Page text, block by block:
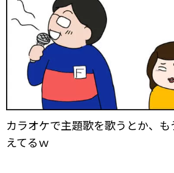
カラオケで主題歌を歌うとか、
えてるｗ